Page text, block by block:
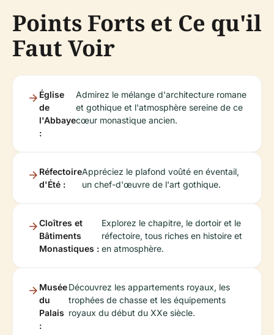
Points Forts et Ce qu'il
Faut Voir
Église
de
l'Abbaye
:
Admirez le mélange d'architecture romane
et gothique et l'atmosphère sereine de ce
cœur monastique ancien.
Réfectoire
d'Été :
Appréciez le plafond voûté en éventail,
un chef-d'œuvre de l'art gothique.
Cloîtres et
Bâtiments
Monastiques :
Explorez le chapitre, le dortoir et le
réfectoire, tous riches en histoire et
en atmosphère.
Musée
du
Palais
:
Découvrez les appartements royaux, les
trophées de chasse et les équipements
royaux du début du XXe siècle.